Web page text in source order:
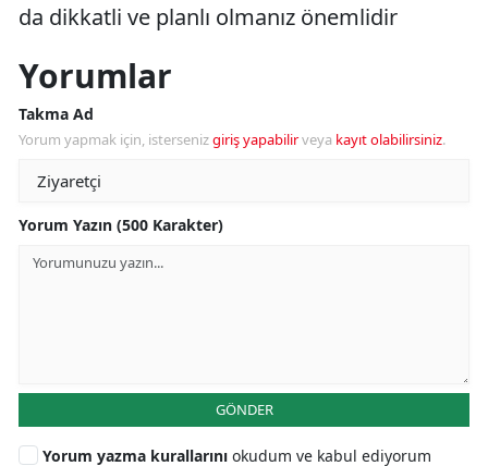
da dikkatli ve planlı olmanız önemlidir
Yorumlar
Takma Ad
Yorum yapmak için, istersenizgiriş yapabilirveya kayıt olabilirsiniz.
Yorum Yazın (500 Karakter)
GÖNDER
Yorum yazma kurallarını okudum ve kabul ediyorum